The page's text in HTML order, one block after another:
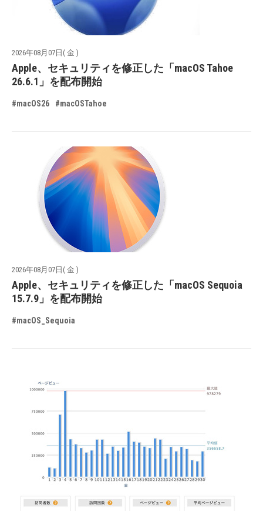
2026年08月07日( 金 )
Apple、セキュリティを修正した「macOS Tahoe
26.6.1」を配布開始
#macOS26 #macOSTahoe
2026年08月07日( 金 )
Apple、セキュリティを修正した「macOS Sequoia
15.7.9」を配布開始
#macOS_Sequoia